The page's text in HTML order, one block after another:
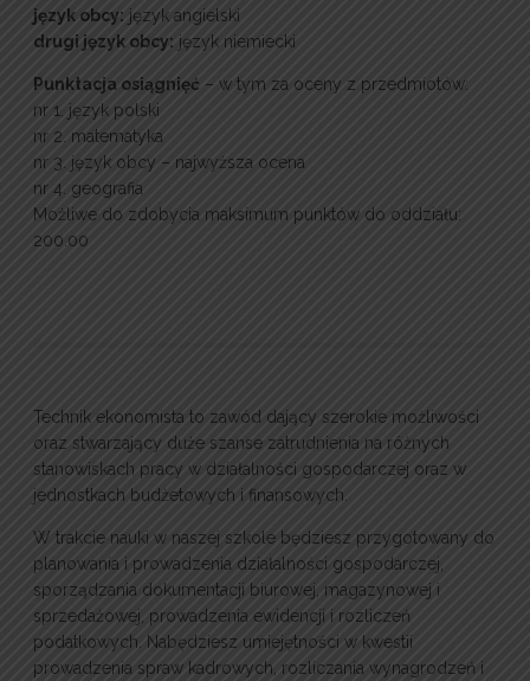
język obcy: język angielski
drugi język obcy: język niemiecki
Punktacja osiągnięć – w tym za oceny z przedmiotów:
nr 1. język polski
nr 2. matematyka
nr 3. język obcy – najwyższa ocena
nr 4. geografia
Możliwe do zdobycia maksimum punktów do oddziału:
200.00
Technik ekonomista to zawód dający szerokie możliwości
oraz stwarzający duże szanse zatrudnienia na różnych
stanowiskach pracy w działalności gospodarczej oraz w
jednostkach budżetowych i finansowych.
W trakcie nauki w naszej szkole będziesz przygotowany do
planowania i prowadzenia działalności gospodarczej,
sporządzania dokumentacji biurowej, magazynowej i
sprzedażowej, prowadzenia ewidencji i rozliczeń
podatkowych. Nabędziesz umiejętności w kwestii
prowadzenia spraw kadrowych, rozliczania wynagrodzeń i